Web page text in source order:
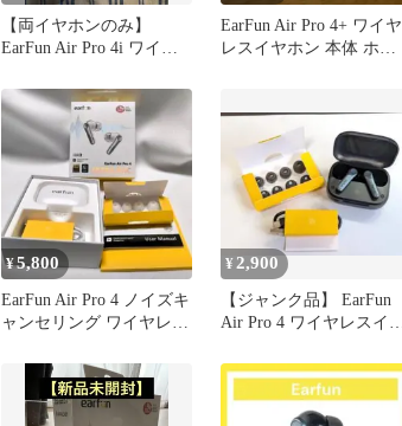
【両イヤホンのみ】
EarFun Air Pro 4i ワイヤ
EarFun Air Pro 4+ ワイヤ
レスイヤホン 本体 ホワ
¥5,800
EarFun Air Pro 4 ノイズキ
ャンセリング ワイヤレス
¥ 2,900
【ジャンク品】 EarFun
Air Pro 4 ワイヤレスイヤ